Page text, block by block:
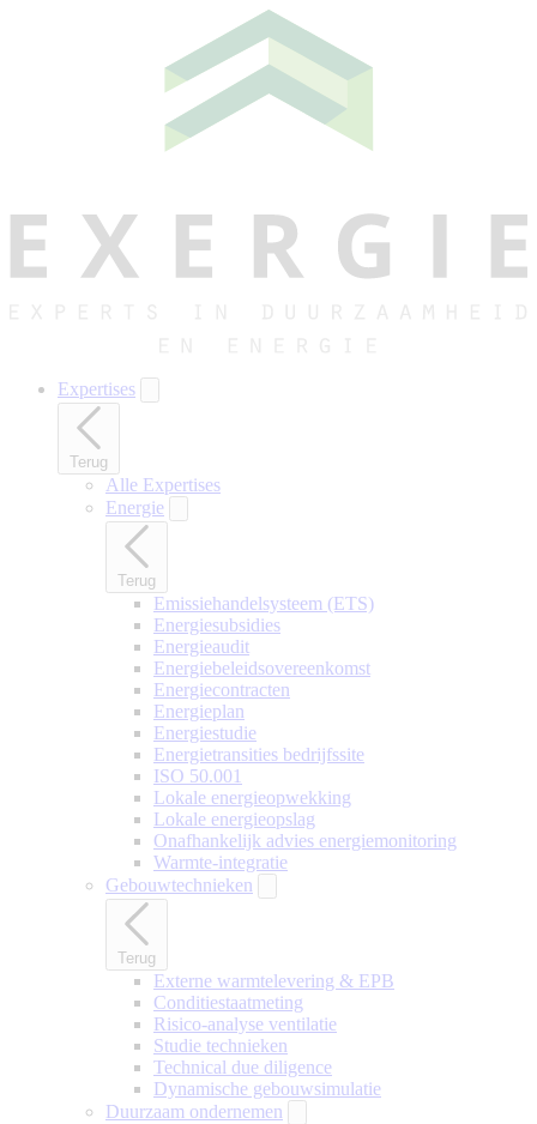
Expertises
Terug
Alle Expertises
Energie
Terug
Emissiehandelsysteem (ETS)
Energiesubsidies
Energieaudit
Energiebeleidsovereenkomst
Energiecontracten
Energieplan
Energiestudie
Energietransities bedrijfssite
ISO 50.001
Lokale energieopwekking
Lokale energieopslag
Onafhankelijk advies energiemonitoring
Warmte-integratie
Gebouwtechnieken
Terug
Externe warmtelevering & EPB
Conditiestaatmeting
Risico-analyse ventilatie
Studie technieken
Technical due diligence
Dynamische gebouwsimulatie
Duurzaam ondernemen